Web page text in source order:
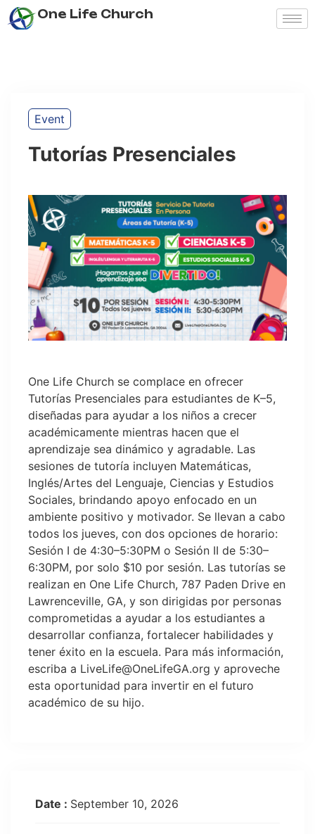
One Life Church
Event
Tutorías Presenciales
One Life Church se complace en ofrecer
Tutorías Presenciales para estudiantes de K–5,
diseñadas para ayudar a los niños a crecer
académicamente mientras hacen que el
aprendizaje sea dinámico y agradable. Las
sesiones de tutoría incluyen Matemáticas,
Inglés/Artes del Lenguaje, Ciencias y Estudios
Sociales, brindando apoyo enfocado en un
ambiente positivo y motivador. Se llevan a cabo
todos los jueves, con dos opciones de horario:
Sesión I de 4:30–5:30PM o Sesión II de 5:30–
6:30PM, por solo $10 por sesión. Las tutorías se
realizan en One Life Church, 787 Paden Drive en
Lawrenceville, GA, y son dirigidas por personas
comprometidas a ayudar a los estudiantes a
desarrollar confianza, fortalecer habilidades y
tener éxito en la escuela. Para más información,
escriba a LiveLife@OneLifeGA.org y aproveche
esta oportunidad para invertir en el futuro
académico de su hijo.
Date : September 10, 2026